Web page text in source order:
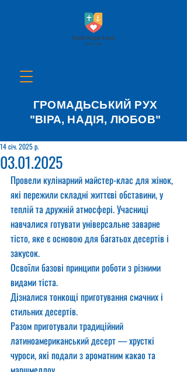
ГРОМАДЬСЬКИЙ РУХ
"ВІРА, НАДІЯ, ЛЮБОВ"
03.01.2025
14 січ. 2025 р.
Провели кулінарний майстер-клас для жінок,
які пережили складні життєві обставини, у
теплій та дружній атмосфері. Учасниці
навчалися готувати універсальне заварне
тісто, яке є основою для багатьох десертів і
закусок.
Освоїли базові принципи роботи з різними
видами тіста.
Дізналися тонкощі приготування смачних і
стильних десертів.
Разом приготували традиційний
латиноамериканський десерт — хрусткі
чуроси, які подали з ароматним какао та